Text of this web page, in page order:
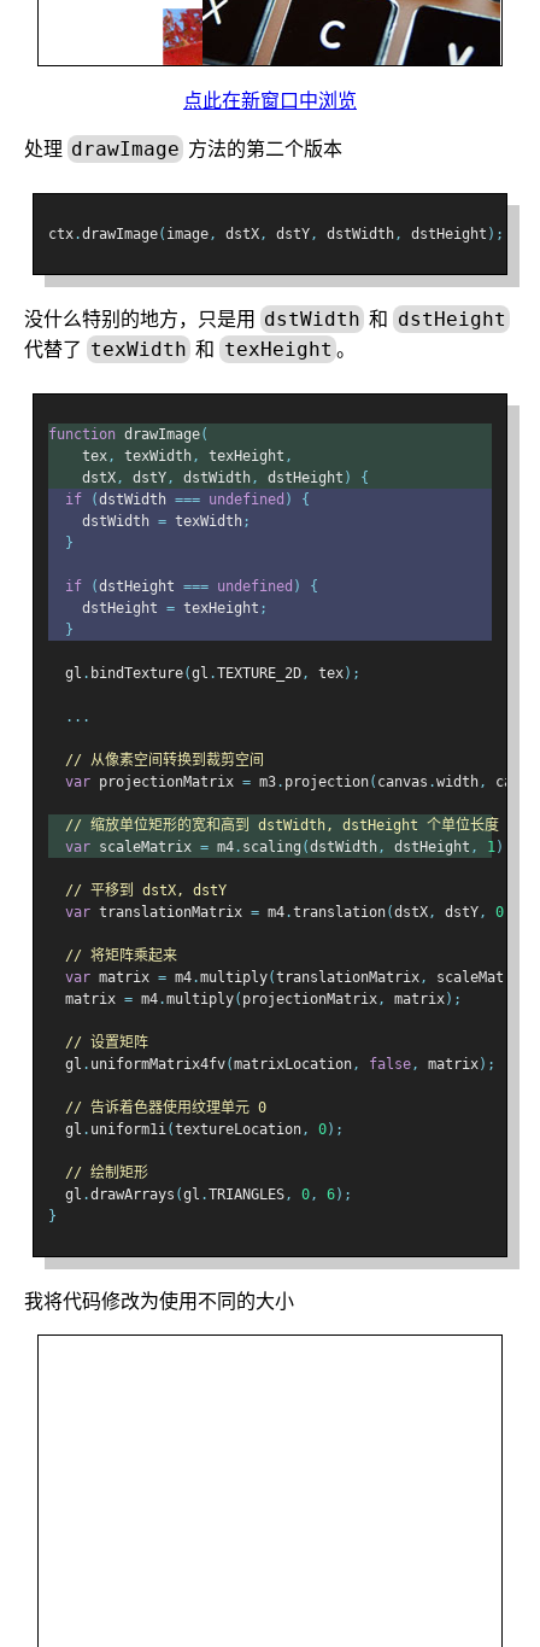
点此在新窗口中浏览
处理 drawImage 方法的第二个版本
ctx.drawImage( image, dstX, dstY, dstWidth, dstHeight );
没什么特别的地方，只是用 dstWidth 和 dstHeight
代替了 texWidth 和 texHeight 。
function drawImage(
    tex
, texWidth, texHeight ,
    dstX
, dstY, dstWidth, dstHeight )
{
if
(dstWidth === undefined )
{
    dstWidth
= texWidth;
}
if (dstHeight === undefined )
{
    dstHeight
= texHeight ;
}
  gl
. bindTexture(gl .TEXTURE_2D, tex);
...
// 从像素空间转换到裁剪空间
var projectionMatrix = m3. projection( canvas .width,
// 缩放单位矩形的宽和高到 dstWidth, dstHeight 个单位长度
var scaleMatrix = m4 . scaling (dstWidth, dstHeight , 1);
// 平移到 dstX, dstY
var translationMatrix = m4.translation(dstX, dstY, 0
// 将矩阵乘起来
var matrix = m4.multiply(translationMatrix, scaleMatrix
  matrix
= m4.multiply( projectionMatrix, matrix);
// 设置矩阵
  gl
. uniformMatrix4fv(matrixLocation, false, matrix);
// 告诉着色器使用纹理单元 0
  gl
. uniform1i(textureLocation, 0);
// 绘制矩形
  gl
.drawArrays (gl .TRIANGLES, 0, 6);
}
我将代码修改为使用不同的大小